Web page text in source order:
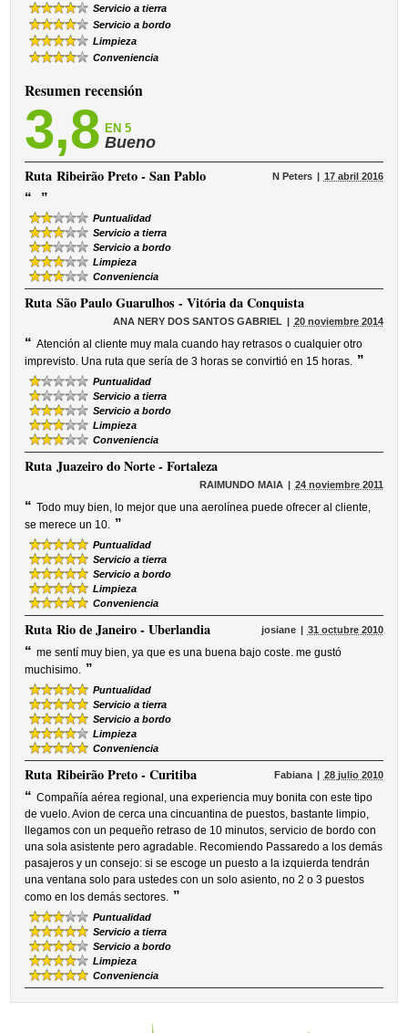
Servicio a tierra
Servicio a bordo
Limpieza
Conveniencia
Resumen recensión
3,8 EN 5
Bueno
RutaRibeirão Preto - San Pablo N Peters 17 abril 2016
“ ”
Puntualidad
Servicio a tierra
Servicio a bordo
Limpieza
Conveniencia
RutaSão Paulo Guarulhos - Vitória da Conquista
ANA NERY DOS SANTOS GABRIEL 20 noviembre 2014
“ Atención al cliente muy mala cuando hay retrasos o cualquier otro
imprevisto. Una ruta que sería de 3 horas se convirtió en 15 horas. ”
Puntualidad
Servicio a tierra
Servicio a bordo
Limpieza
Conveniencia
RutaJuazeiro do Norte - Fortaleza
RAIMUNDO MAIA 24 noviembre 2011
“ Todo muy bien, lo mejor que una aerolínea puede ofrecer al cliente,
se merece un 10. ”
Puntualidad
Servicio a tierra
Servicio a bordo
Limpieza
Conveniencia
RutaRio de Janeiro - Uberlandia josiane 31 octubre 2010
“ me sentí muy bien, ya que es una buena bajo coste. me gustó
muchisimo. ”
Puntualidad
Servicio a tierra
Servicio a bordo
Limpieza
Conveniencia
RutaRibeirão Preto - Curitiba Fabiana 28 julio 2010
“ Compañía aérea regional, una experiencia muy bonita con este tipo
de vuelo. Avion de cerca una cincuantina de puestos, bastante limpio,
llegamos con un pequeño retraso de 10 minutos, servicio de bordo con
una sola asistente pero agradable. Recomiendo Passaredo a los demás
pasajeros y un consejo: si se escoge un puesto a la izquierda tendrán
una ventana solo para ustedes con un solo asiento, no 2 o 3 puestos
como en los demás sectores. ”
Puntualidad
Servicio a tierra
Servicio a bordo
Limpieza
Conveniencia